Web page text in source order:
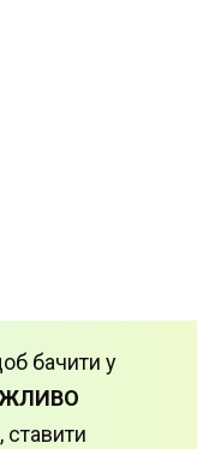
бачити у
ставити